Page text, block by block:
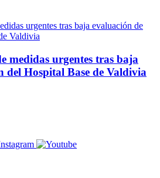
medidas urgentes tras baja
del Hospital Base de Valdivia